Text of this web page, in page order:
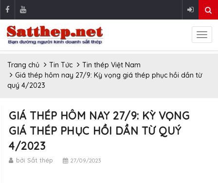
Trang chủ Tin Tức
Tin thép Việt Nam
Giá thép hôm nay 27/9: Kỳ vọng giá thép phục hồi dần từ
quý 4/2023
GIÁ THÉP HÔM NAY 27/9: KỲ VỌNG
GIÁ THÉP PHỤC HỒI DẦN TỪ QUÝ
4/2023
bởi Sắt thép 27/09/2023